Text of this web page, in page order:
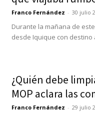
Franco Fernández - 30 julio
Durante la mañana de
desde Iquique con destino
¿Quién debe
MOP aclara las
Franco Fernández - 29 julio